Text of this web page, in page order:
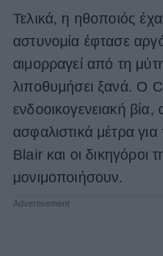
Τελικά, η ηθοποιός
αστυνομία έφτασε
αιμορραγεί από τη
λιποθυμήσει ξανά. Ο
ενδοοικογενειακή
ασφαλιστικά μέτρα
Blair και οι
μονιμοποιήσουν.